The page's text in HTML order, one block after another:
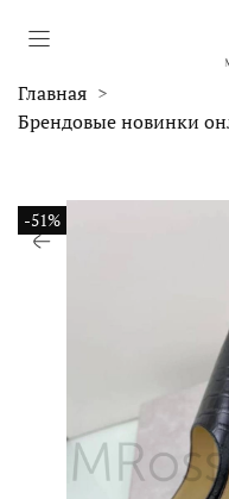
Главная
Брендовые новинки
-51%